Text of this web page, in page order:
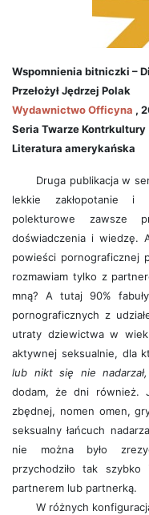
Wspomnienia bitniczki –
Przełożył Jędrzej Polak
Wydawnictwo Officyna ,
Seria Twarze Kontrkultury
Literatura amerykańska
Druga publikacja w
lekkie zakłopotanie i
polekturowe zawsze
doświadczenia i wiedzę.
powieści pornograficznej
rozmawiam tylko z
mną? A tutaj 90%
pornograficznych z
utraty dziewictwa w
aktywnej seksualnie, dla
lub nikt się nie
dodam, że dni również.
zbędnej, nomen omen,
seksualny łańcuch
nie można było
przychodziło tak
partnerem lub partnerką.
W różnych